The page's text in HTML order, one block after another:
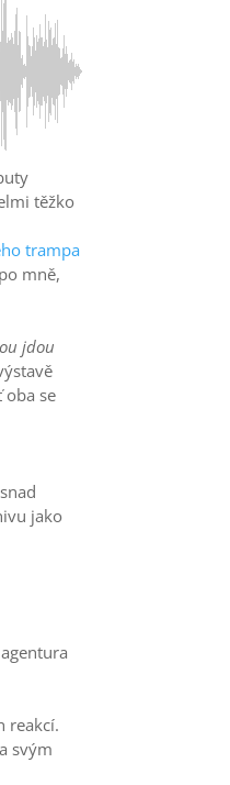
těžko
trampa
mně,
jdou
oba se
jako
reakcí.
svým